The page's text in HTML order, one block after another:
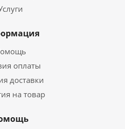
оплаты
доставки
на товар